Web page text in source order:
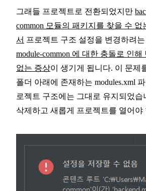
그래들 프로젝트로 전환되었지만
common 모듈의 패키지를 찾을 수
서 프로젝트 구조 설정을 변경하려는
module-common 에 대한 충돌로 인
없는 증상이 생기게 됩니다. 이 문제
폴더 아래에 존재하는 modules.xml
로젝트 구조에는 그대로 유지되었습
삭제하고 새롭게 프로젝트를 열어야